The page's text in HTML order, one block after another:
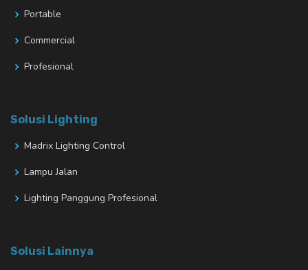
Portable
Commercial
Profesional
Solusi Lighting
Madrix Lighting Control
Lampu Jalan
Lighting Panggung Profesional
Solusi Lainnya